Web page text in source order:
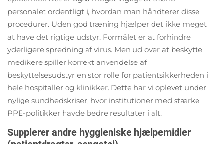
personalet ordentligt i, hvordan man håndterer disse
procedurer. Uden god træning hjælper det ikke meget
at have det rigtige udstyr. Formålet er at forhindre
yderligere spredning af virus. Men ud over at beskytte
medikere spiller korrekt anvendelse af
beskyttelsesudstyr en stor rolle for patientsikkerheden i
hele hospitaller og klinikker. Dette har vi oplevet under
nylige sundhedskriser, hvor institutioner med stærke
PPE-politikker havde bedre resultater i alt.
Supplerer andre hyggieniske hjælpemidler